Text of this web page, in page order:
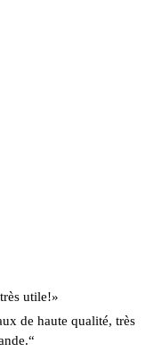
utile!»
de haute qualité, très
“